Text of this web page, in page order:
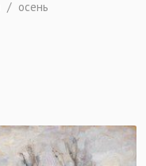
/ осень